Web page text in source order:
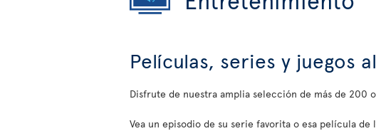
Películas, series y juegos
Disfrute de nuestra amplia selección de más de 200
Vea un episodio de su serie favorita o esa película